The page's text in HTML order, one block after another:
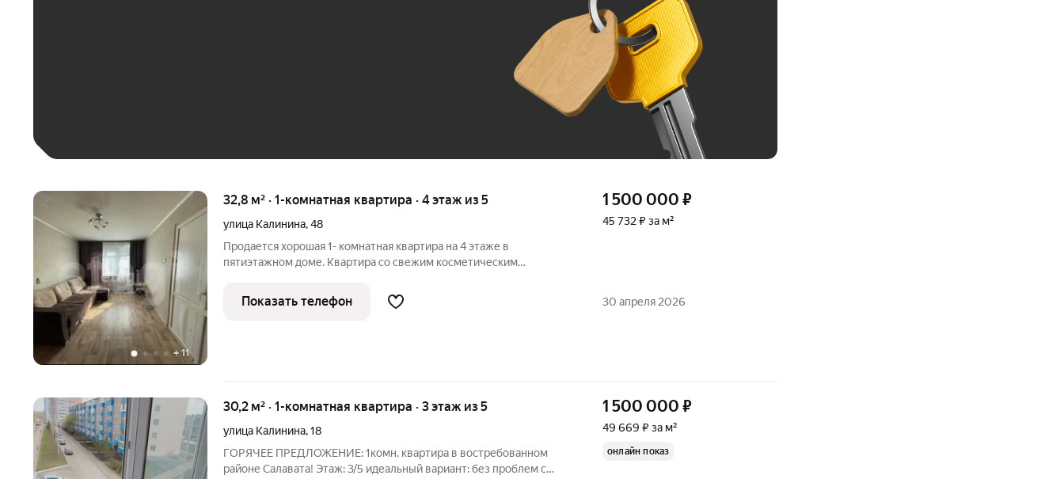
+ 11
32,8 м² · 1-комнатная квартира · 4 этаж из 5
улица Калинина,48
Продается хорошая 1- комнатная квартира на 4 этаже в
пятиэтажном доме. Квартира со свежим косметическим
пластиковые окна на кухне, натяжные потолки, новый линолеум,
обои. Тихие соседи, чистый
1 500 000 ₽
45 732 ₽ за м²
Показать телефон 30 апреля 2026
30,2 м² · 1-комнатная квартира · 3 этаж из 5
улица Калинина,18
ГОРЯЧЕЕ ПРЕДЛОЖЕНИЕ: 1комн. квартира в востребованном
районе Салавата! Этаж: 3/5 идеальный вариант: без проблем с
1 500 000 ₽
49 669 ₽ за м²
онлайн показ